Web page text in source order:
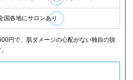
国各地にサロンあり
円で、肌ダメージの心配がない独自の脱